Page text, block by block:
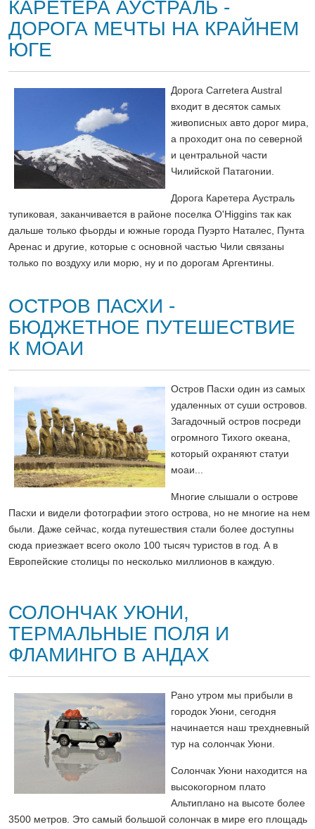
КАРЕТЕРА АУСТРАЛЬ -
ДОРОГА МЕЧТЫ НА КРАЙНЕМ
ЮГЕ
Дорога Carretera Austral
входит в десяток самых
живописных авто дорог мира,
а проходит она по северной
и центральной части
Чилийской Патагонии.
Дорога Каретера Аустраль
тупиковая, заканчивается в районе поселка O'Higgins так как
дальше только фьорды и южные города Пуэрто Наталес, Пунта
Аренас и другие, которые с основной частью Чили связаны
только по воздуху или морю, ну и по дорогам Аргентины.
ОСТРОВ ПАСХИ -
БЮДЖЕТНОЕ ПУТЕШЕСТВИЕ
К МОАИ
Остров Пасхи один из самых
удаленных от суши островов.
Загадочный остров посреди
огромного Тихого океана,
который охраняют статуи
моаи...
Многие слышали о острове
Пасхи и видели фотографии этого острова, но не многие на нем
были. Даже сейчас, когда путешествия стали более доступны
сюда приезжает всего около 100 тысяч туристов в год. А в
Европейские столицы по несколько миллионов в каждую.
СОЛОНЧАК УЮНИ,
ТЕРМАЛЬНЫЕ ПОЛЯ И
ФЛАМИНГО В АНДАХ
Рано утром мы прибыли в
городок Уюни, сегодня
начинается наш трехдневный
тур на солончак Уюни.
Солончак Уюни находится на
высокогорном плато
Альтиплано на высоте более
3500 метров. Это самый большой солончак в мире его площадь